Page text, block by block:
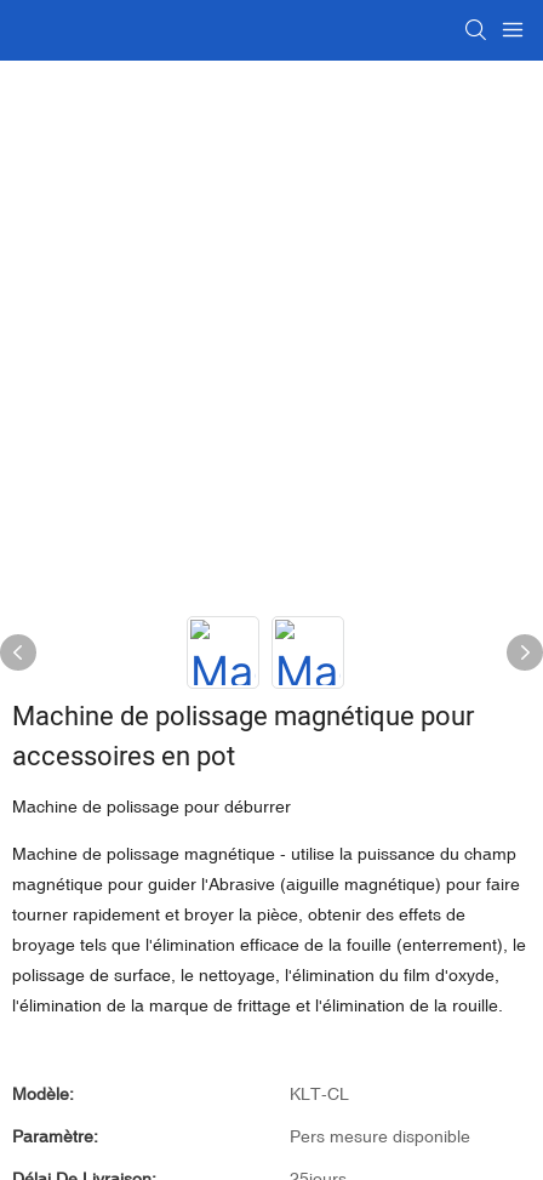
Machine de polissage magnétique pour
accessoires en pot
Machine de polissage pour déburrer
Machine de polissage magnétique - utilise la puissance du champ
magnétique pour guider l'Abrasive (aiguille magnétique) pour faire
tourner rapidement et broyer la pièce, obtenir des effets de
broyage tels que l'élimination efficace de la fouille (enterrement), le
polissage de surface, le nettoyage, l'élimination du film d'oxyde,
l'élimination de la marque de frittage et l'élimination de la rouille.
Modèle: KLT-CL
Paramètre: Pers mesure disponible